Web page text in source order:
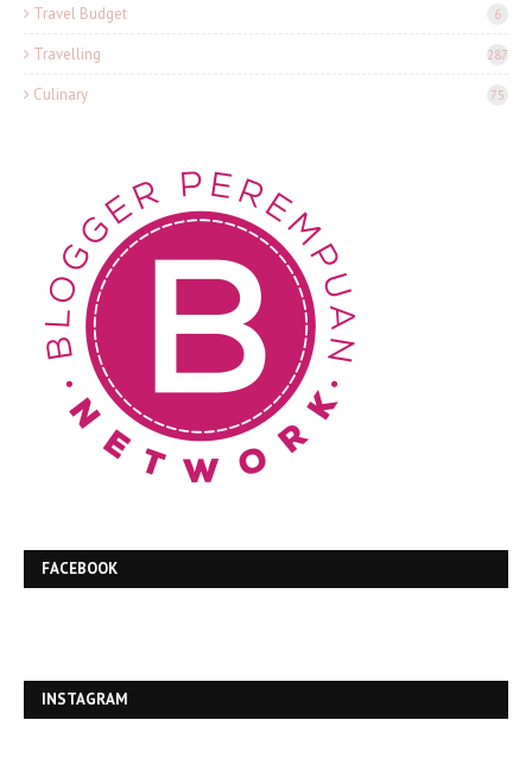
Travel Budget 6
Travelling 287
Culinary 75
FACEBOOK
INSTAGRAM